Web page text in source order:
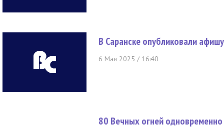
В Саранске опубликовали
6 Мая 2025 / 16:40
80 Вечных огней одновременно